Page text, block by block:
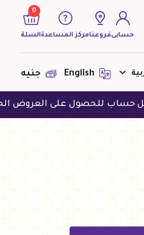
حسابىفروعنامركز المساعدة
0
السلة
يوجد منتجات لعرضها فى الوقت
الحالى
جنيه
على العروض الحصرية